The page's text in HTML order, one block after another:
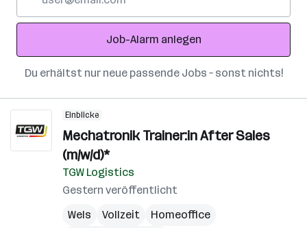
Adresse
Job-Alarm anlegen
Du erhältst nur neue passende Jobs – sonst nichts!
Einblicke
Mechatronik Trainer:in After Sales
(m/w/d)*
TGW Logistics
Gestern veröffentlicht
Wels
Vollzeit
Homeoffice